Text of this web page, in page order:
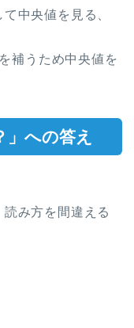
中央値を見る、
補うため中央値を
」への答え
み方を間違える